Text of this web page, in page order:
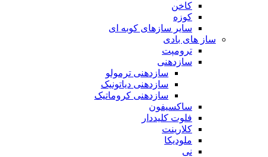
کاخن
کوزه
سایر سازهای کوبه ای
ساز های بادی
ترومپت
سازدهنی
سازدهنی ترمولو
سازدهنی دیاتونیک
سازدهنی کروماتیک
ساکسیفون
فلوت کلیددار
کلارینت
ملودیکا
نی